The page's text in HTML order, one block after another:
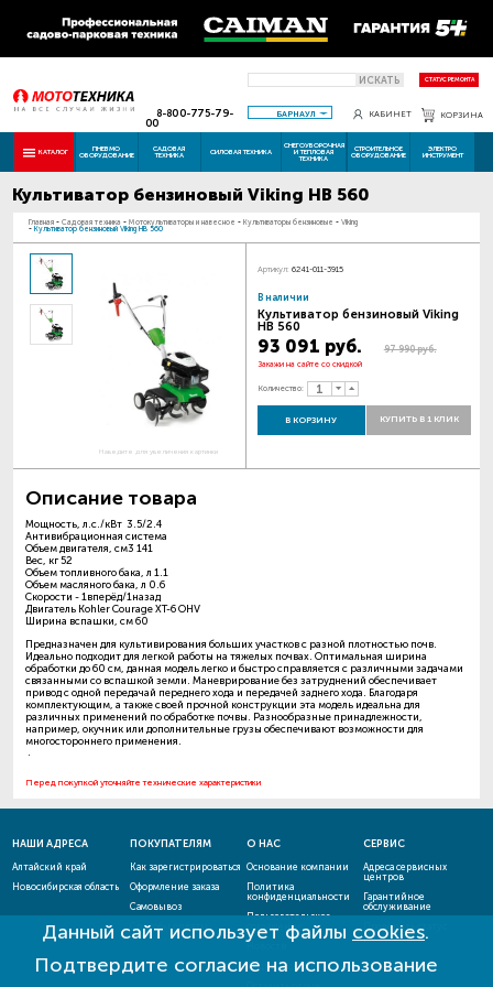
ИСКАТЬ СТАТУС РЕМОНТА
8-800-775-79-
00
БАРНАУЛ КАБИНЕТ КОРЗИНА
КАТАЛОГ ПНЕВМО
ОБОРУДОВАНИЕ
САДОВАЯ
ТЕХНИКА СИЛОВАЯ ТЕХНИКА
СНЕГОУБОРОЧНАЯ
И ТЕПЛОВАЯ
ТЕХНИКА
СТРОИТЕЛЬНОЕ
ОБОРУДОВАНИЕ
ЭЛЕКТРО
ИНСТРУМЕНТ
Культиватор бензиновый Viking HB 560
Главная - Садовая техника - Мотокультиваторы и навесное - Культиваторы бензиновые - Viking
- Культиватор бензиновый Viking HB 560
Наведите для увеличения картинки
Артикул: 6241-011-3915
В наличии
Культиватор бензиновый Viking
HB 560
93 091 руб. 97 990 руб.
Закажи на сайте со скидкой
Количество:
В КОРЗИНУ КУПИТЬ В 1 КЛИК
Описание товара
Мощность, л.с./кВт 3.5/2.4
Антивибрационная система
Объем двигателя, см3 141
Вес, кг 52
Объем топливного бака, л 1.1
Объем масляного бака, л 0.6
Скорости - 1вперёд/1назад
Двигатель Kohler Courage XT-6 OHV
Ширина вспашки, см 60
Предназначен для культивирования больших участков с разной плотностью почв.
Идеально подходит для легкой работы на тяжелых почвах. Оптимальная ширина
обработки до 60 см, данная модель легко и быстро справляется с различными задачами
связанными со вспашкой земли. Маневрирование без затруднений обеспечивает
привод с одной передачай переднего хода и передачей заднего хода. Благодаря
комплектующим, а также своей прочной конструкции эта модель идеальна для
различных применений по обработке почвы. Разнообразные принадлежности,
например, окучник или дополнительные грузы обеспечивают возможности для
многостороннего применения.
Перед покупкой уточняйте технические характеристики
Данный сайт использует файлы cookies.
Подтвердите согласие на использование
НАШИ АДРЕСА
Алтайский край
Новосибирская область
ПОКУПАТЕЛЯМ
Как зарегистрироваться
Оформление заказа
Самовывоз
Способы оплаты
О НАС
Основание компании
Политика
конфиденциальности
Пользовательское
соглашение
Акции и скидки
СЕРВИС
Адреса сервисных
центров
Гарантийное
обслуживание
Проверить статус
ремонта